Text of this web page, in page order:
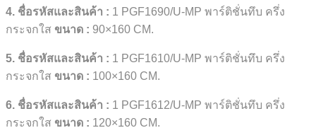
4. ชื่อรหัสและสินค้า : 1 PGF1690/U-MP พาร์ติชั่นทึบ ครึ่ง
กระจกใส ขนาด : 90×160 CM.
5. ชื่อรหัสและสินค้า : 1 PGF1610/U-MP พาร์ติชั่นทึบ ครึ่ง
กระจกใส ขนาด : 100×160 CM.
6. ชื่อรหัสและสินค้า : 1 PGF1612/U-MP พาร์ติชั่นทึบ ครึ่ง
กระจกใส ขนาด : 120×160 CM.